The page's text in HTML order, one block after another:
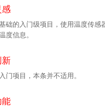
础的入门级项目，使用温度传感
度信息。
门项目，本条并不适用。